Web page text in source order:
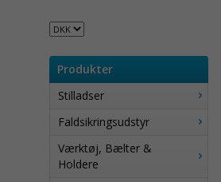
Produkter
Stilladser
Faldsikringsudstyr
Værktøj, Bælter &
Holdere